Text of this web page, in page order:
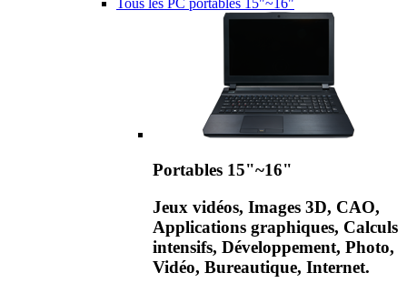
Tous les PC portables 15"~16"
Portables 15"~16"
Jeux vidéos, Images 3D, CAO,
Applications graphiques, Calculs
intensifs, Développement, Photo,
Vidéo, Bureautique, Internet.